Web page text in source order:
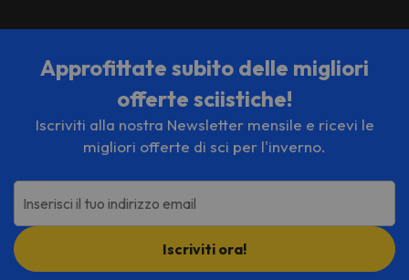
Approfittate subito delle migliori
offerte sciistiche!
Iscriviti alla nostra Newsletter mensile e ricevi le
migliori offerte di sci per l'inverno.
Inserisci il tuo indirizzo email
Iscriviti ora!